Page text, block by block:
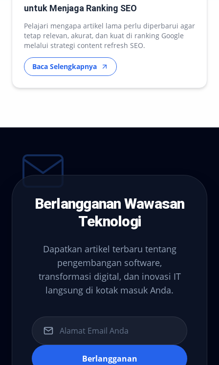
untuk Menjaga Ranking SEO
Pelajari mengapa artikel lama perlu diperbarui agar
tetap relevan, akurat, dan kuat di ranking Google
melalui strategi content refresh SEO.
Baca Selengkapnya
Berlangganan Wawasan
Teknologi
Dapatkan artikel terbaru tentang
pengembangan software,
transformasi digital, dan inovasi IT
langsung di kotak masuk Anda.
Berlangganan